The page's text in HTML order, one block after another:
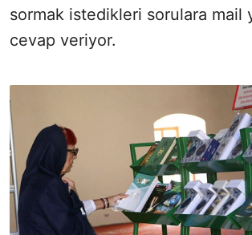
sormak istedikleri sorulara mail
cevap veriyor.